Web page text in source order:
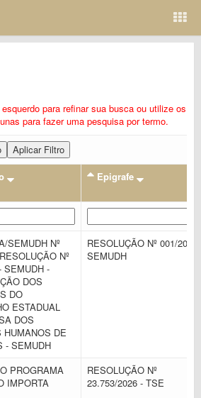
para refinar sua busca ou utilize os
para fazer uma pesquisa por termo.
Aplicar Filtro
Epigrafe
SEMUDH Nº
Nº
SEMUDH -
DOS
DO
ESTADUAL
DOS
HUMANOS DE
- SEMUDH
RESOLUÇÃO Nº 001/2024
SEMUDH
PROGRAMA
IMPORTA
RESOLUÇÃO Nº
23.753/2026 - TSE